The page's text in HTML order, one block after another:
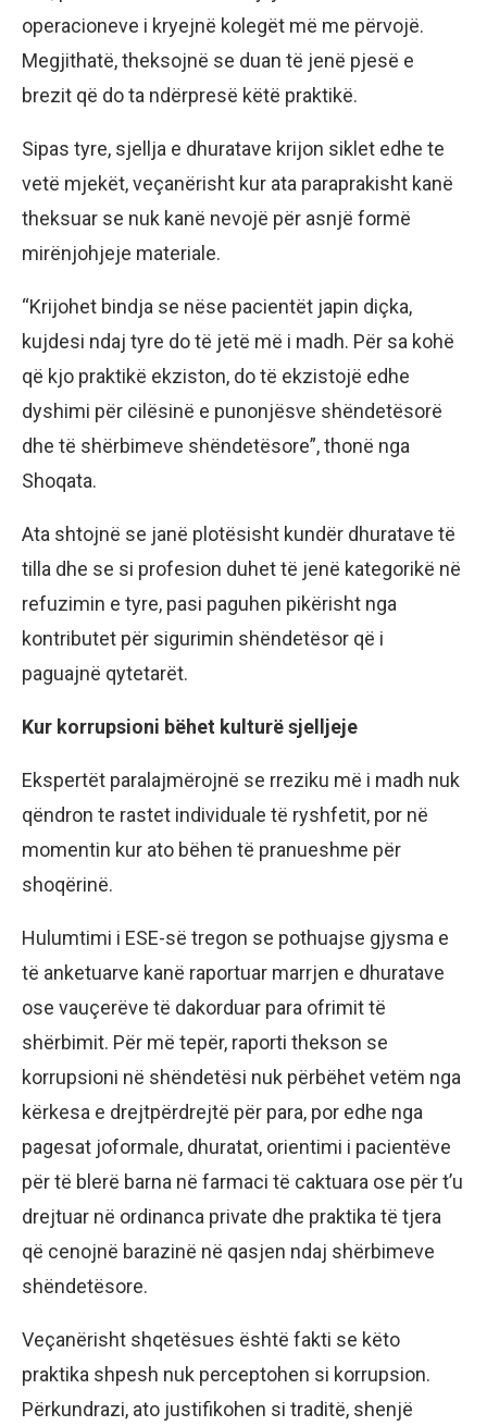
operacioneve i kryejnë kolegët më me përvojë.
Megjithatë, theksojnë se duan të jenë pjesë e
brezit që do ta ndërpresë këtë praktikë.
Sipas tyre, sjellja e dhuratave krijon siklet edhe te
vetë mjekët, veçanërisht kur ata paraprakisht kanë
theksuar se nuk kanë nevojë për asnjë formë
mirënjohjeje materiale.
“Krijohet bindja se nëse pacientët japin diçka,
kujdesi ndaj tyre do të jetë më i madh. Për sa kohë
që kjo praktikë ekziston, do të ekzistojë edhe
dyshimi për cilësinë e punonjësve shëndetësorë
dhe të shërbimeve shëndetësore”, thonë nga
Shoqata.
Ata shtojnë se janë plotësisht kundër dhuratave të
tilla dhe se si profesion duhet të jenë kategorikë në
refuzimin e tyre, pasi paguhen pikërisht nga
kontributet për sigurimin shëndetësor që i
paguajnë qytetarët.
Kur korrupsioni bëhet kulturë sjelljeje
Ekspertët paralajmërojnë se rreziku më i madh nuk
qëndron te rastet individuale të ryshfetit, por në
momentin kur ato bëhen të pranueshme për
shoqërinë.
Hulumtimi i ESE-së tregon se pothuajse gjysma e
të anketuarve kanë raportuar marrjen e dhuratave
ose vauçerëve të dakorduar para ofrimit të
shërbimit. Për më tepër, raporti thekson se
korrupsioni në shëndetësi nuk përbëhet vetëm nga
kërkesa e drejtpërdrejtë për para, por edhe nga
pagesat joformale, dhuratat, orientimi i pacientëve
për të blerë barna në farmaci të caktuara ose për t’u
drejtuar në ordinanca private dhe praktika të tjera
që cenojnë barazinë në qasjen ndaj shërbimeve
shëndetësore.
Veçanërisht shqetësues është fakti se këto
praktika shpesh nuk perceptohen si korrupsion.
Përkundrazi, ato justifikohen si traditë, shenjë